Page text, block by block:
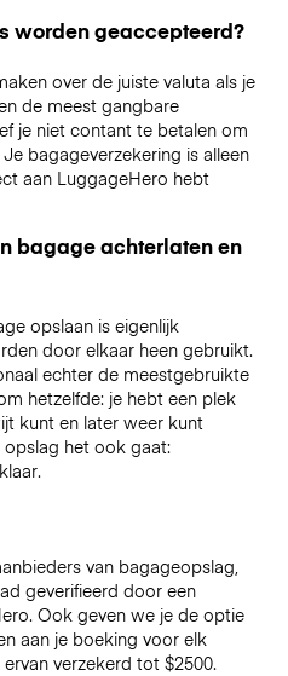
worden geaccepteerd?
over de juiste valuta als je
de meest gangbare
je niet contant te betalen om
bagageverzekering is alleen
aan LuggageHero hebt
bagage achterlaten en
opslaan is eigenlijk
door elkaar heen gebruikt.
echter de meestgebruikte
hetzelfde: je hebt een plek
kunt en later weer kunt
het ook gaat:
van bagageopslag,
geverifieerd door een
Ook geven we je de optie
aan je boeking voor elk
verzekerd tot $2500.